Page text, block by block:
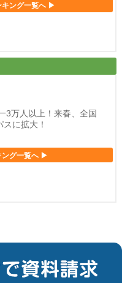
キング一覧へ ▶
3万人以上！来春、全国
に拡大！
ング一覧へ ▶